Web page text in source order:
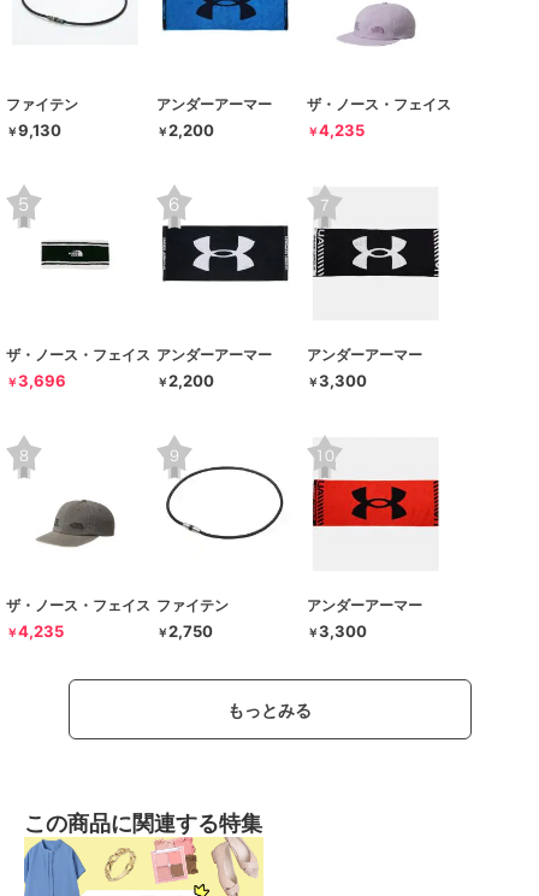
ファイテン
￥9,130
アンダーアーマー
￥2,200
ザ・ノース・フェイス
￥4,235
ザ・ノース・フェイス
￥3,696
アンダーアーマー
￥2,200
アンダーアーマー
￥3,300
ザ・ノース・フェイス
￥4,235
ファイテン
￥2,750
アンダーアーマー
￥3,300
もっとみる
この商品に関連する特集